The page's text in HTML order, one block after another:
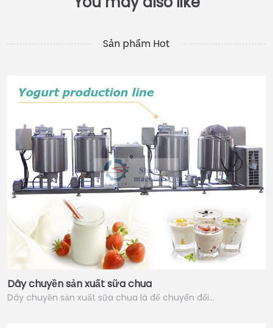
Sản phẩm Hot
Dây chuyền sản xuất sữa chua
Dây chuyền sản xuất sữa chua là để chuyển đổi…